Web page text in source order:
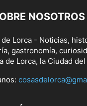
NOSOTROS
Lorca - Noticias,
gastronomía,
de Lorca, la Ciudad del